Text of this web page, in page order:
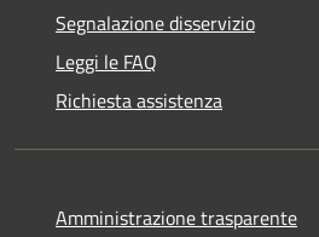
Segnalazione disservizio
Leggi le FAQ
Richiesta assistenza
Amministrazione trasparente